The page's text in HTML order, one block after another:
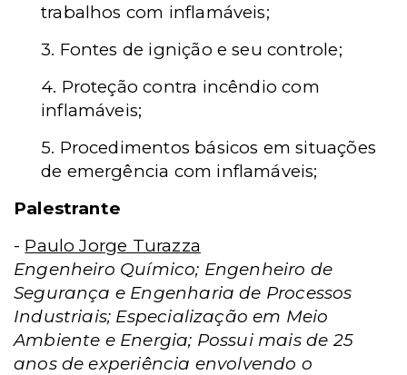
trabalhos com inflamáveis;
3. Fontes de ignição e seu controle;
4. Proteção contra incêndio com
inflamáveis;
5. Procedimentos básicos em situações
de emergência com inflamáveis;
Palestrante
- Paulo Jorge Turazza
Engenheiro Químico; Engenheiro de
Segurança e Engenharia de Processos
Industriais; Especialização em Meio
Ambiente e Energia; Possui mais de 25
anos de experiência envolvendo o